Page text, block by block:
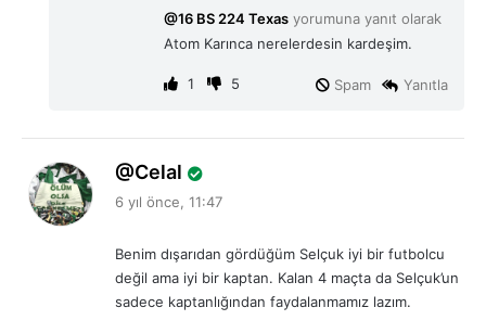
:
@16 BS 224 Texas yorumuna yanıt olarak
Atom Karınca nerelerdesin kardeşim.
1 5 Yanıtla
Spam
Celal
6 yıl önce, 11:47
Benim dışarıdan gördüğüm Selçuk iyi bir futbolcu
değil ama iyi bir kaptan. Kalan 4 maçta da Selçuk’un
sadece kaptanlığından faydalanmamız lazım.